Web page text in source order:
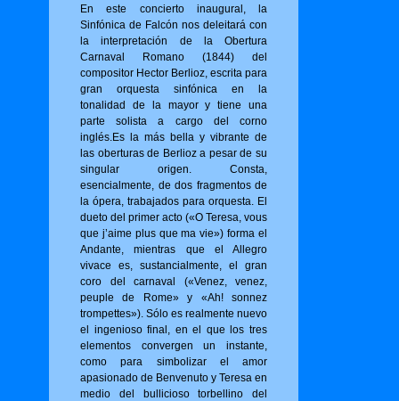
En este concierto inaugural, la
Sinfónica de Falcón nos deleitará con
la interpretación de la Obertura
Carnaval Romano (1844) del
compositor Hector Berlioz, escrita para
gran orquesta sinfónica en la
tonalidad de la mayor y tiene una
parte solista a cargo del corno
inglés.Es la más bella y vibrante de
las oberturas de Berlioz a pesar de su
singular origen. Consta,
esencialmente, de dos fragmentos de
la ópera, trabajados para orquesta. El
dueto del primer acto («O Tere­sa, vous
que j’aime plus que ma vie») for­ma el
Andante, mientras que el Allegro
vivace es, sustancialmente, el gran
coro del carnaval («Venez, venez,
peuple de Rome» y «Ah! sonnez
trompettes»). Sólo es realmente nuevo
el ingenioso final, en el que los tres
elementos convergen un instante,
como para simbolizar el amor
apasionado de Benvenuto y Teresa en
medio del bullicioso torbellino del